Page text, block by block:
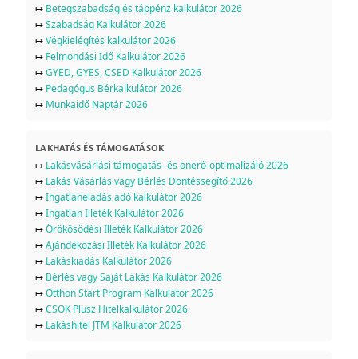
↦ Betegszabadság és táppénz kalkulátor 2026
↦Szabadság Kalkulátor 2026
↦Végkielégítés kalkulátor 2026
↦ Felmondási Idő Kalkulátor 2026
↦GYED, GYES, CSED Kalkulátor 2026
↦ Pedagógus Bérkalkulátor 2026
↦ Munkaidő Naptár 2026
LAKHATÁS ÉS TÁMOGATÁSOK
↦ Lakásvásárlási támogatás- és önerő-optimalizáló 2026
↦ Lakás Vásárlás vagy Bérlés Döntéssegítő 2026
↦Ingatlaneladás adó kalkulátor 2026
↦Ingatlan Illeték Kalkulátor 2026
↦Örökösödési Illeték Kalkulátor 2026
↦Ajándékozási Illeték Kalkulátor 2026
↦ Lakáskiadás Kalkulátor 2026
↦ Bérlés vagy Saját Lakás Kalkulátor 2026
↦Otthon Start Program Kalkulátor 2026
↦CSOK Plusz Hitelkalkulátor 2026
↦ Lakáshitel JTM Kalkulátor 2026